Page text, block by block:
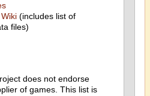
(includes list of
files)
does not endorse
of games. This list is